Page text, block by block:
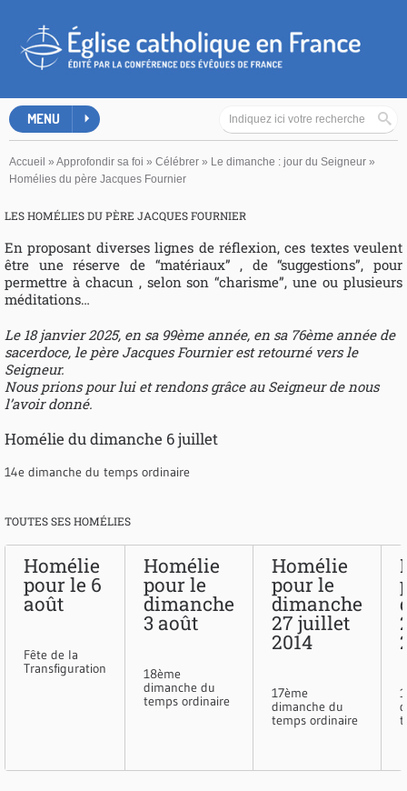
MENU
Accueil » Approfondir sa foi » Célébrer » Le dimanche : jour du Seigneur »
Homélies du père Jacques Fournier
LES HOMÉLIES DU PÈRE JACQUES FOURNIER
En proposant diverses lignes de réflexion, ces textes veulent
être une réserve de “matériaux” , de “suggestions”, pour
permettre à chacun , selon son “charisme”, une ou plusieurs
méditations…
Le 18 janvier 2025, en sa 99ème année, en sa 76ème année de
sacerdoce, le père Jacques Fournier est retourné vers le
Seigneur.
Nous prions pour lui et rendons grâce au Seigneur de nous
l’avoir donné.
Homélie du dimanche 6 juillet
14e dimanche du temps ordinaire
TOUTES SES HOMÉLIES
Homélie
pour le 6
août
Fête de la
Transfiguration
Homélie
pour le
dimanche
3 août
18ème
dimanche du
temps ordinaire
Homélie
pour le
dimanche
27 juillet
2014
17ème
dimanche du
temps ordinaire